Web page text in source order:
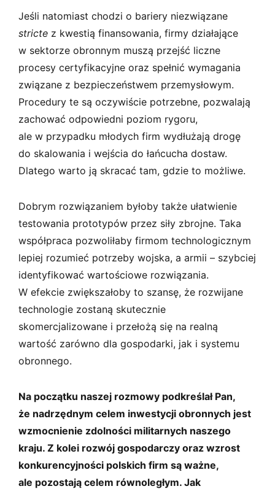
Jeśli natomiast chodzi o bariery niezwiązane
stricte z kwestią finansowania, firmy działające
w sektorze obronnym muszą przejść liczne
procesy certyfikacyjne oraz spełnić wymagania
związane z bezpieczeństwem przemysłowym.
Procedury te są oczywiście potrzebne, pozwalają
zachować odpowiedni poziom rygoru,
ale w przypadku młodych firm wydłużają drogę
do skalowania i wejścia do łańcucha dostaw.
Dlatego warto ją skracać tam, gdzie to możliwe.
Dobrym rozwiązaniem byłoby także ułatwienie
testowania prototypów przez siły zbrojne. Taka
współpraca pozwoliłaby firmom technologicznym
lepiej rozumieć potrzeby wojska, a armii – szybciej
identyfikować wartościowe rozwiązania.
W efekcie zwiększałoby to szansę, że rozwijane
technologie zostaną skutecznie
skomercjalizowane i przełożą się na realną
wartość zarówno dla gospodarki, jak i systemu
obronnego.
Na początku naszej rozmowy podkreślał Pan,
że nadrzędnym celem inwestycji obronnych jest
wzmocnienie zdolności militarnych naszego
kraju. Z kolei rozwój gospodarczy oraz wzrost
konkurencyjności polskich firm są ważne,
ale pozostają celem równoległym. Jak